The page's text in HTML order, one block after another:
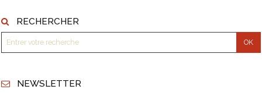
RECHERCHER
NEWSLETTER